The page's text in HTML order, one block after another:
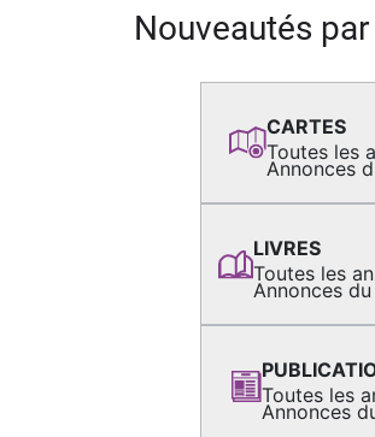
Nouveautés
CARTES
Toutes les
Annonces
LIVRES
Toutes les
Annonces
Toutes les
Annonces